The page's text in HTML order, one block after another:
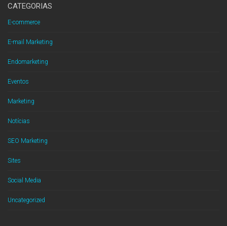
CATEGORIAS
E-commerce
E-mail Marketing
Endomarketing
Eventos
Marketing
Notícias
SEO Marketing
Sites
Social Media
Uncategorized